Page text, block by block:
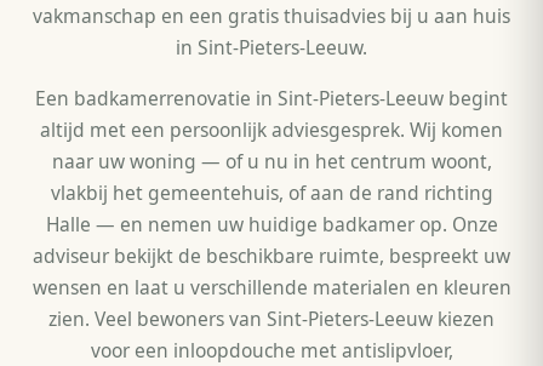
vakmanschap en een gratis thuisadvies bij u aan huis
in Sint-Pieters-Leeuw.
Een badkamerrenovatie in Sint-Pieters-Leeuw begint
altijd met een persoonlijk adviesgesprek. Wij komen
naar uw woning — of u nu in het centrum woont,
vlakbij het gemeentehuis, of aan de rand richting
Halle — en nemen uw huidige badkamer op. Onze
adviseur bekijkt de beschikbare ruimte, bespreekt uw
wensen en laat u verschillende materialen en kleuren
zien. Veel bewoners van Sint-Pieters-Leeuw kiezen
voor een inloopdouche met antislipvloer,